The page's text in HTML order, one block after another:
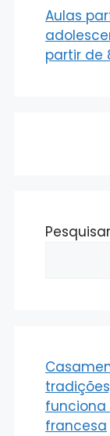
Aulas
partir de
Pesquisar
francesa